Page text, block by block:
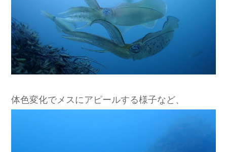
体色変化でメスにアピールする様子など、